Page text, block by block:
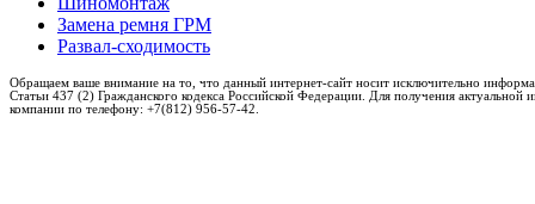
Замена ремня ГРМ
Развал-сходимость
Обращаем ваше внимание на то, что данный интернет-сайт носит исключительно
Статьи 437 (2) Гражданского кодекса Российской Федерации. Для получения
компании по телефону: +7(812) 956-57-42.